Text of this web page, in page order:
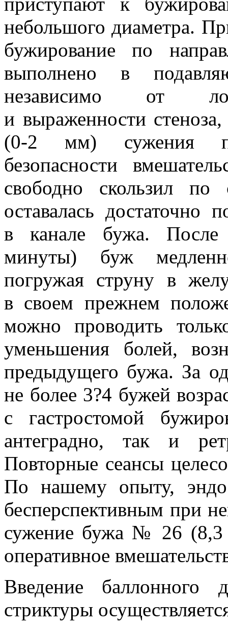
небольшого диаметра.
бужирование по
выполнено в
независимо от
и выраженности
(0-2 мм) сужения
безопасности
свободно скользил
оставалась достаточно
в канале бужа. После
минуты) буж
погружая струну в
в своем прежнем
можно проводить
уменьшения болей,
предыдущего бужа. За
не более 3?4 бужей
с гастростомой
антеградно, так и
Повторные сеансы
По нашему опыту,
бесперспективным при
сужение бужа № 26 (8,3
оперативное
Введение баллонного
стриктуры